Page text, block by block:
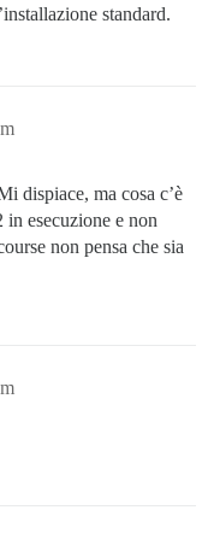
standard.
dispiace, ma cosa c’è
esecuzione e non
non pensa che sia